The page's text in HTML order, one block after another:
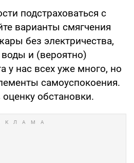
подстраховаться с
варианты смягчения
без электричества,
и (вероятно)
у нас всех уже много, но
самоуспокоения.
обстановки.